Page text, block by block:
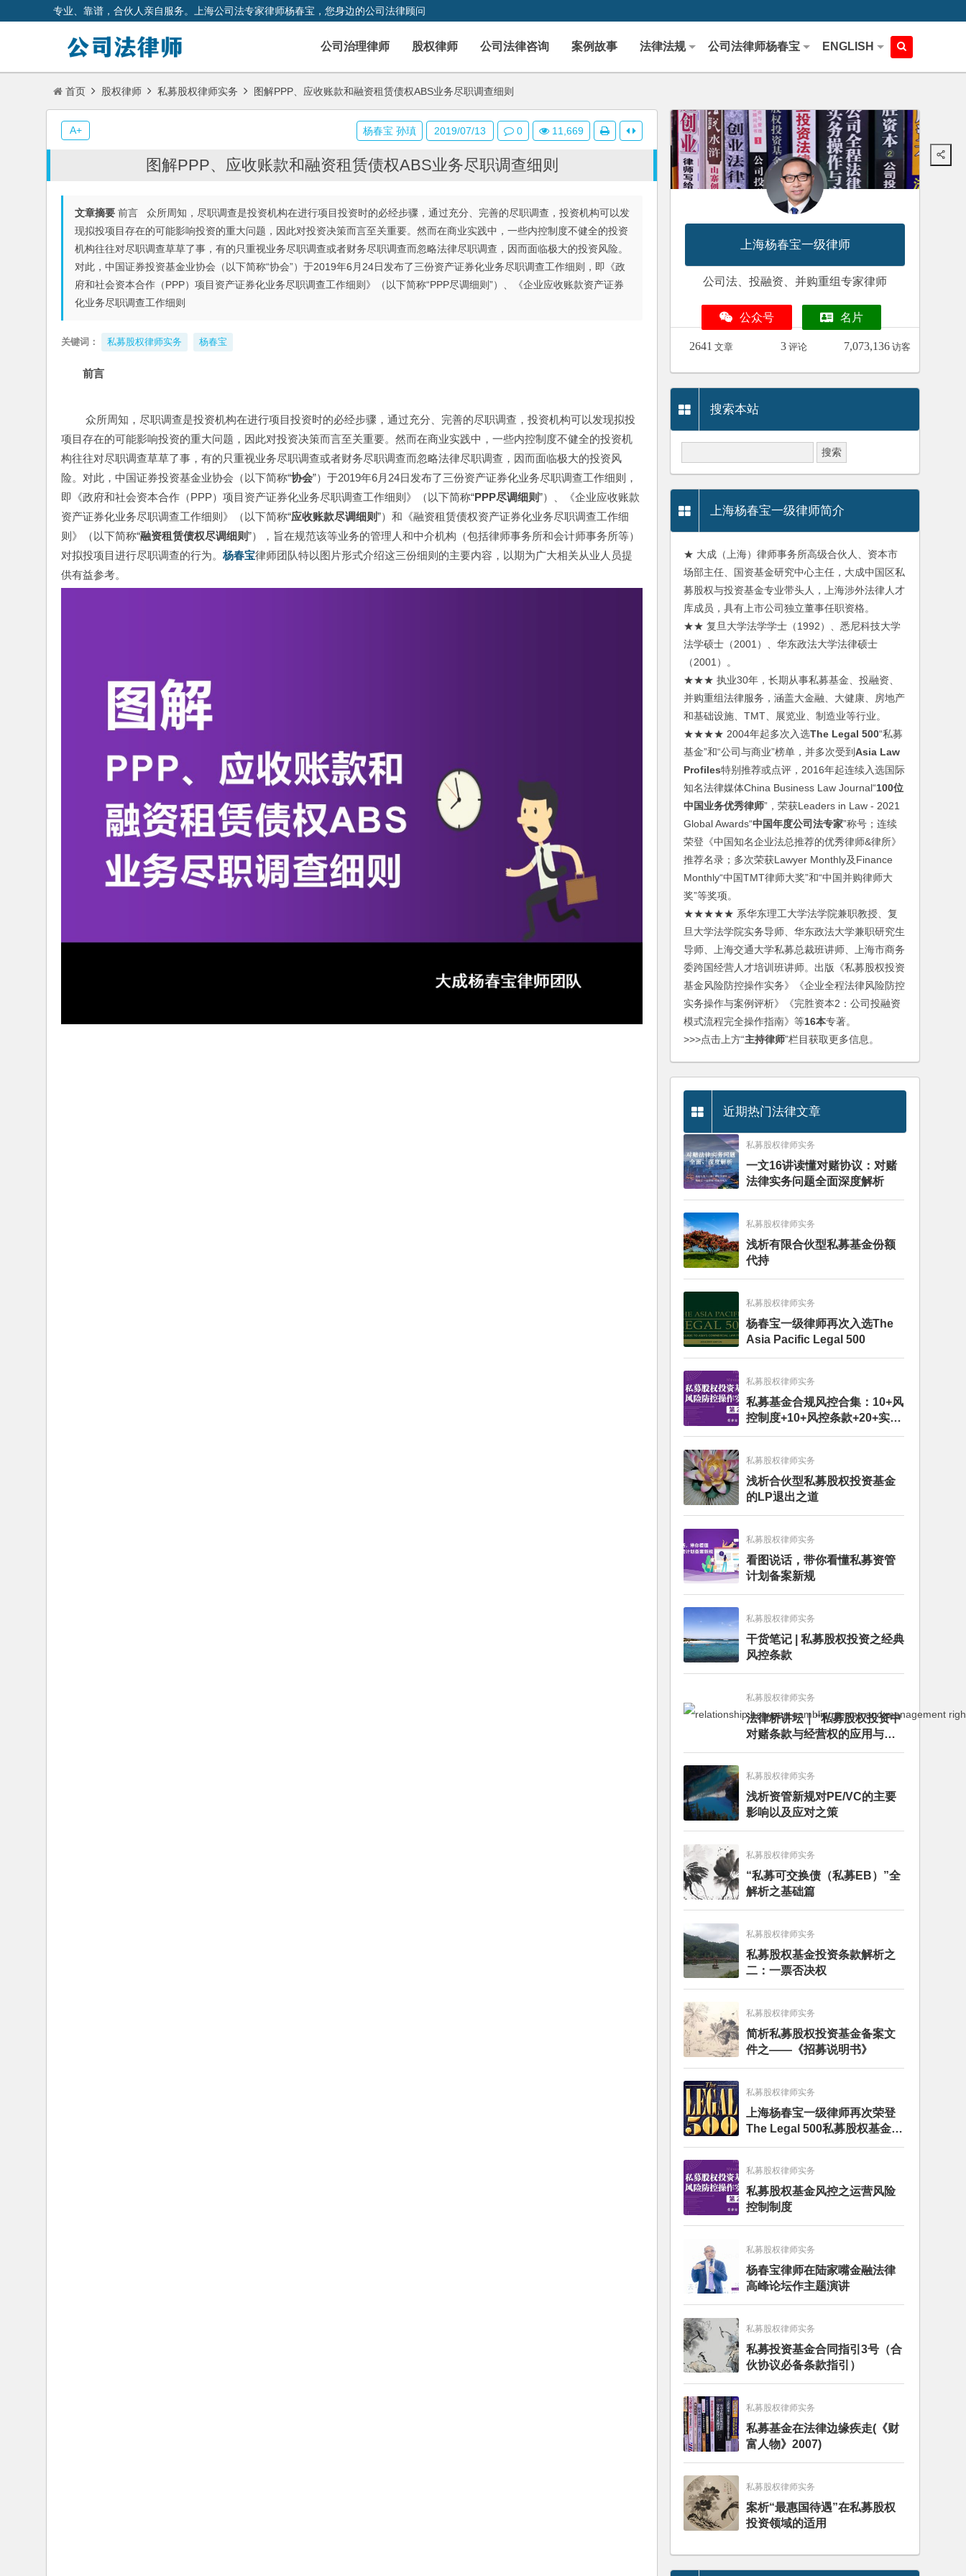
专业、靠谱，合伙人亲自服务。上海公司法专家律师杨春宝，您身边的公司法律顾问
公司治理律师 股权律师 公司法律咨询 案例故事 法律法规 公司法律师杨春宝 ENGLISH
首页 股权律师 私募股权律师实务 图解PPP、应收账款和融资租赁债权ABS业务尽职调查细则
图解PPP、应收账款和融资租赁债权ABS业务尽职调查细则
文章摘要 前言 众所周知，尽职调查是投资机构在进行项目投资时的必经步骤，通过充分、完善的尽职调查，投资机构可以发
现拟投项目存在的可能影响投资的重大问题，因此对投资决策而言至关重要。然而在商业实践中，一些内控制度不健全的投资
机构往往对尽职调查草草了事，有的只重视业务尽职调查或者财务尽职调查而忽略法律尽职调查，因而面临极大的投资风险。
对此，中国证券投资基金业协会（以下简称“协会”）于2019年6月24日发布了三份资产证券化业务尽职调查工作细则，即《政
府和社会资本合作（PPP）项目资产证券化业务尽职调查工作细则》（以下简称“PPP尽调细则”）、《企业应收账款资产证券
化业务尽职调查工作细则
关键词： 私募股权律师实务 杨春宝
前言
项目存在的可能影响投资的重大问题，因此对投资决策而言至关重要。然而在商业实践中，一些内控制度不健全的投资机
构往往对尽职调查草草了事，有的只重视业务尽职调查或者财务尽职调查而忽略法律尽职调查，因而面临极大的投资风
险。对此，中国证券投资基金业协会（以下简称“协会”）于2019年6月24日发布了三份资产证券化业务尽职调查工作细则，
即《政府和社会资本合作（PPP）项目资产证券化业务尽职调查工作细则》（以下简称“PPP尽调细则”）、《企业应收账款
资产证券化业务尽职调查工作细则》（以下简称“应收账款尽调细则”）和《融资租赁债权资产证券化业务尽职调查工作细
则》（以下简称“融资租赁债权尽调细则”），旨在规范该等业务的管理人和中介机构（包括律师事务所和会计师事务所等）
对拟投项目进行尽职调查的行为。 杨春宝律师团队特以图片形式介绍这三份细则的主要内容，以期为广大相关从业人员提
供有益参考。
杨春宝 孙瑱 2019/07/13 0 11,669
A+
上海杨春宝一级律师
公司法、投融资、并购重组专家律师
公众号 名片
2641 文章 3 评论 7,073,136 访客
搜索本站
上海杨春宝一级律师简介
★ 大成（上海）律师事务所高级合伙人、资本市
场部主任、国资基金研究中心主任，大成中国区私
募股权与投资基金专业带头人，上海涉外法律人才
库成员，具有上市公司独立董事任职资格。
★★ 复旦大学法学学士（1992）、悉尼科技大学
法学硕士（2001）、华东政法大学法律硕士
（2001）。
★★★ 执业30年，长期从事私募基金、投融资、
并购重组法律服务，涵盖大金融、大健康、房地产
和基础设施、TMT、展览业、制造业等行业。
★★★★ 2004年起多次入选The Legal 500“私募
基金”和“公司与商业”榜单，并多次受到Asia Law
Profiles特别推荐或点评，2016年起连续入选国际
知名法律媒体China Business Law Journal“100位
中国业务优秀律师”，荣获Leaders in Law - 2021
Global Awards“中国年度公司法专家”称号；连续
荣登《中国知名企业法总推荐的优秀律师&律所》
推荐名录；多次荣获Lawyer Monthly及Finance
Monthly“中国TMT律师大奖”和“中国并购律师大
奖”等奖项。
★★★★★ 系华东理工大学法学院兼职教授、复
旦大学法学院实务导师、华东政法大学兼职研究生
导师、上海交通大学私募总裁班讲师、上海市商务
委跨国经营人才培训班讲师。出版《私募股权投资
基金风险防控操作实务》《企业全程法律风险防控
实务操作与案例评析》《完胜资本2：公司投融资
模式流程完全操作指南》等16本专著。
>>>点击上方“主持律师”栏目获取更多信息。
近期热门法律文章
私募股权律师实务
一文16讲读懂对赌协议：对赌
法律实务问题全面深度解析
私募股权律师实务
浅析有限合伙型私募基金份额
代持
私募股权律师实务
杨春宝一级律师再次入选The
Asia Pacific Legal 500
私募股权律师实务
私募基金合规风控合集：10+风
控制度+10+风控条款+20+实务
文章+每月动态
私募股权律师实务
浅析合伙型私募股权投资基金
的LP退出之道
私募股权律师实务
看图说话，带你看懂私募资管
计划备案新规
私募股权律师实务
干货笔记 | 私募股权投资之经典
风控条款
私募股权律师实务
法律桥讲坛｜“私募股权投资中
对赌条款与经营权的应用与案
例分析”讲座成功举办
私募股权律师实务
浅析资管新规对PE/VC的主要
影响以及应对之策
私募股权律师实务
“私募可交换债（私募EB）”全
解析之基础篇
私募股权律师实务
私募股权基金投资条款解析之
二：一票否决权
私募股权律师实务
简析私募股权投资基金备案文
件之——《招募说明书》
私募股权律师实务
上海杨春宝一级律师再次荣登
The Legal 500私募股权基金律
师榜单
私募股权律师实务
私募股权基金风控之运营风险
控制制度
私募股权律师实务
杨春宝律师在陆家嘴金融法律
高峰论坛作主题演讲
私募股权律师实务
私募投资基金合同指引3号（合
伙协议必备条款指引）
私募股权律师实务
私募基金在法律边缘疾走(《财
富人物》2007)
私募股权律师实务
案析“最惠国待遇”在私募股权
投资领域的适用